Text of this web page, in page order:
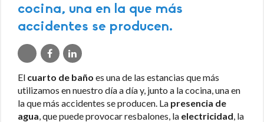
cocina, una en la que más
accidentes se producen.
El cuarto de baño es una de las estancias que más
utilizamos en nuestro día a día y, junto a la cocina, una en
la que más accidentes se producen. La presencia de
agua , que puede provocar resbalones, la electricidad , la